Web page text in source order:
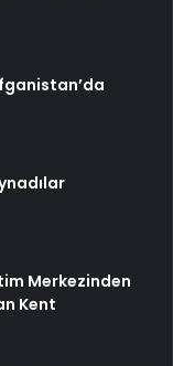
Merkezinden
Kent